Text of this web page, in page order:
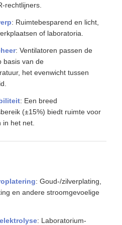
rechtlijners.
: Ruimtebesparend en licht,
of laboratoria.
: Ventilatoren passen de
basis van de
het evenwicht tussen
: Een breed
(±15%) biedt ruimte voor
het net.
: Goud-/zilverplating,
en andere stroomgevoelige
: Laboratorium-